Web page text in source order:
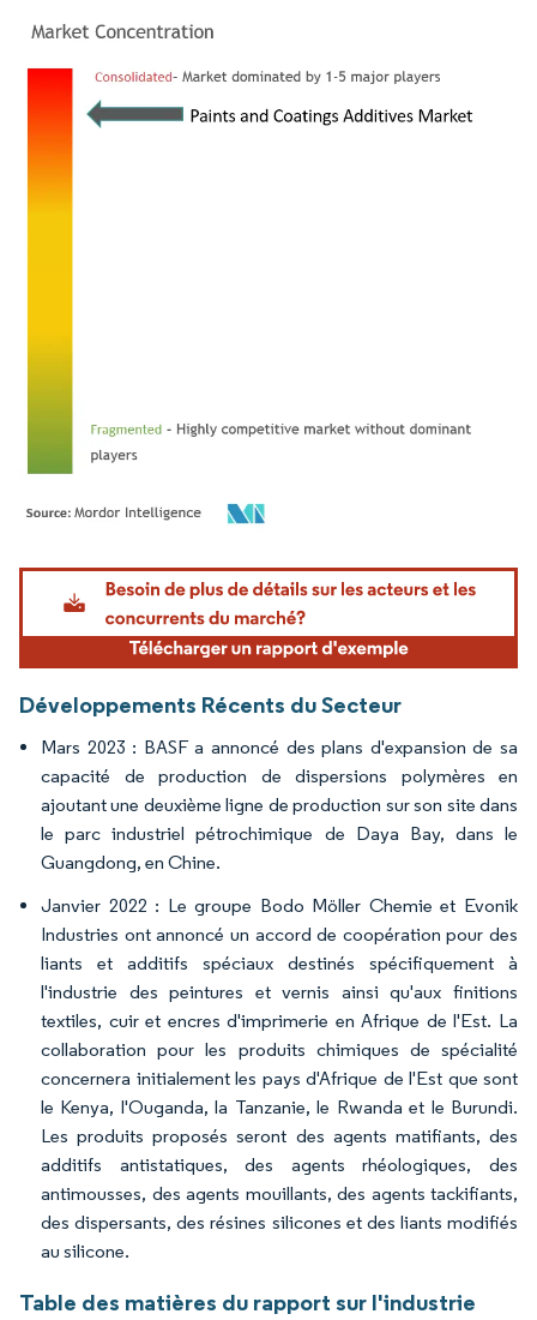
Image © Mordor Intelligence. La réutilisation nécessite une attribution sous CC BY
Développements Récents du Secteur
Mars 2023 : BASF a annoncé des plans d'expansion de sa
capacité de production de dispersions polymères en
ajoutant une deuxième ligne de production sur son site dans
le parc industriel pétrochimique de Daya Bay, dans le
Guangdong, en Chine.
Janvier 2022 : Le groupe Bodo Möller Chemie et Evonik
Industries ont annoncé un accord de coopération pour des
liants et additifs spéciaux destinés spécifiquement à
l'industrie des peintures et vernis ainsi qu'aux finitions
textiles, cuir et encres d'imprimerie en Afrique de l'Est. La
collaboration pour les produits chimiques de spécialité
concernera initialement les pays d'Afrique de l'Est que sont
le Kenya, l'Ouganda, la Tanzanie, le Rwanda et le Burundi.
Les produits proposés seront des agents matifiants, des
additifs antistatiques, des agents rhéologiques, des
antimousses, des agents mouillants, des agents tackifiants,
des dispersants, des résines silicones et des liants modifiés
au silicone.
Table des matières du rapport sur l'industrie